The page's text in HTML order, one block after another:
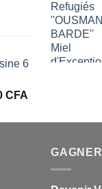
6
CFALe
actuel
5.500 CFA.